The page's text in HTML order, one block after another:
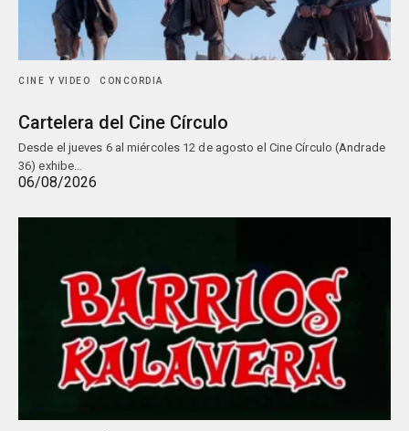
CINE Y VIDEO CONCORDIA
Cartelera del Cine Círculo
Desde el jueves 6 al miércoles 12 de agosto el Cine Círculo (Andrade
36) exhibe…
06/08/2026